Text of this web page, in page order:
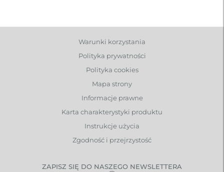
Warunki korzystania
Polityka prywatności
Polityka cookies
Mapa strony
Informacje prawne
Karta charakterystyki produktu
Instrukcje użycia
Zgodność i przejrzystość
ZAPISZ SIĘ DO NASZEGO NEWSLETTERA